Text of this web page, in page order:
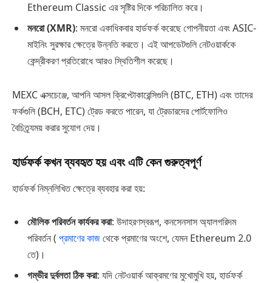
Ethereum Classic এর সৃষ্টির দিকে পরিচালিত করে।
মনরো (XMR): মনরো একাধিকবার হার্ডফর্ক করেছে গোপনীয়তা এবং ASIC-
মাইনিং সুরক্ষার ক্ষেত্রে উন্নতি করতে। এই আপডেটগুলি নেটওয়ার্ককে
কেন্দ্রীকরণ প্রতিরোধে আরও স্থিতিশীল করেছে।
MEXC এক্সচেঞ্জে, আপনি আসল ক্রিপ্টোকারেন্সিগুলি (BTC, ETH) এবং তাদের
ফর্কগুলি (BCH, ETC) ট্রেড করতে পারেন, যা ট্রেডারদের পোর্টফোলিও
বৈচিত্র্যময় করার সুযোগ দেয়।
হার্ডফর্ক কখন ব্যবহৃত হয় এবং এটি কেন গুরুত্বপূর্ণ
হার্ডফর্ক নিম্নলিখিত ক্ষেত্রে ব্যবহার করা হয়:
মৌলিক পরিবর্তন কার্যকর করা: উদাহরণস্বরূপ, কনসেনসাস অ্যালগরিদম
পরিবর্তন ( প্রমাণের কাজথেকে প্রমাণের অংশে, যেমন Ethereum 2.0
তে)।
গম্ভীর দুর্বলতা ঠিক করা: যদি নেটওয়ার্ক আক্রমণের মুখোমুখি হয়, হার্ডফর্ক